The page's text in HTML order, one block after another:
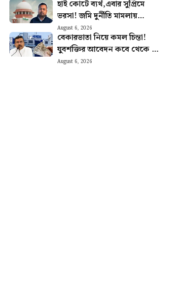
হাই কোর্টে ব্যর্থ,এবার সুপ্রিমে
ভরসা! জমি দুর্নীতি মামলায়
রক্ষাকবচের আর্জি অভিষেকের
আপ্ত সহায়কের
August 6, 2026
বেকারভাতা নিয়ে কমল চিন্তা!
যুবশক্তির আবেদন কবে থেকে শুরু
জেনে নিন
August 6, 2026